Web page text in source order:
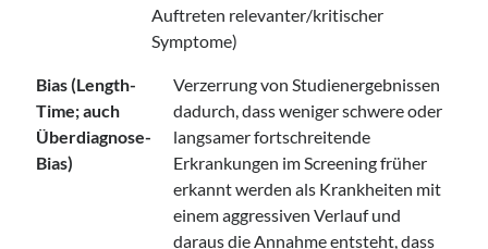
Auftreten relevanter/kritischer
Symptome)
Bias (Length-
Time; auch
Überdiagnose-
Bias)
Verzerrung von Studienergebnissen
dadurch, dass weniger schwere oder
langsamer fortschreitende
Erkrankungen im Screening früher
erkannt werden als Krankheiten mit
einem aggressiven Verlauf und
daraus die Annahme entsteht, dass